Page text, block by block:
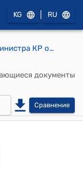
KG RU
Распоряжение Премьер-министра КР от 12 октября 2011 года № 492 "О Кудайбергенове P.M."
документы
Сравнение